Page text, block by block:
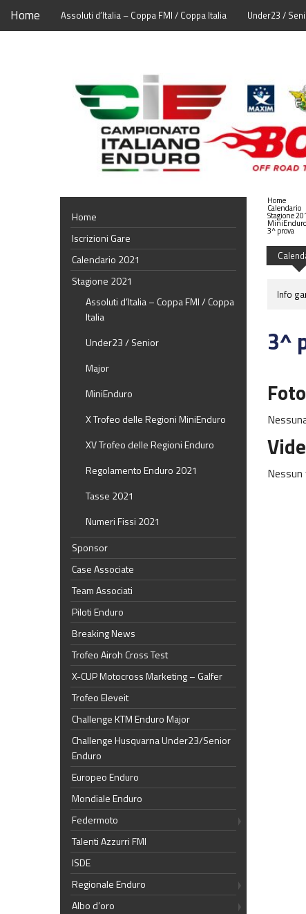
Home Assoluti d’Italia – Coppa FMI / Coppa Italia Under23 /
Home
Calendario
Stagione
MiniEnduro
3^ prova
Info
3^
Foto
Home
Iscrizioni Gare
Calendario 2021
Stagione 2021
Assoluti d’Italia – Coppa FMI / Coppa
Italia
Under23 / Senior
Major
MiniEnduro
X Trofeo delle Regioni MiniEnduro
XV Trofeo delle Regioni Enduro
Regolamento Enduro 2021
Tasse 2021
Numeri Fissi 2021
Sponsor
Case Associate
Team Associati
Piloti Enduro
Breaking News
Trofeo Airoh Cross Test
X-CUP Motocross Marketing – Galfer
Trofeo Eleveit
Challenge KTM Enduro Major
Challenge Husqvarna Under23/Senior
Enduro
Europeo Enduro
Mondiale Enduro
Federmoto
Talenti Azzurri FMI
ISDE
Regionale Enduro
Albo d’oro